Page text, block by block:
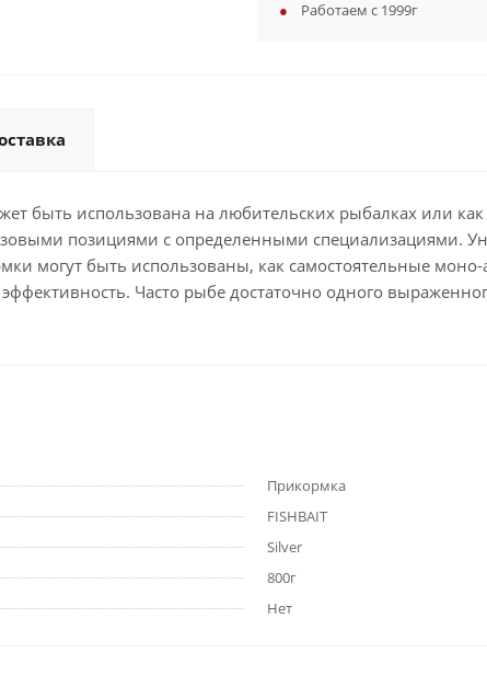
Работаем с 1999г
быть использована на любительских рыбалках или
позициями с определенными специализациями.
могут быть использованы, как самостоятельные
Часто рыбе достаточно одного
Прикормка
FISHBAIT
Silver
800г
Нет